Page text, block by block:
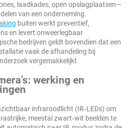
laadkades, open opslagplaatsen—
van een onderneming.
buiten werkt preventief,
en levert onweerlegbaar
bedrijven geldt bovendien dat een
vaak de afhandeling bij
vergemakkelijkt.
werking en
infraroodlicht (IR‑LEDs) om
meestal zwart‑wit beelden te